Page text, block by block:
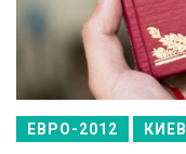
ЕВРО-2012 КИЕВ